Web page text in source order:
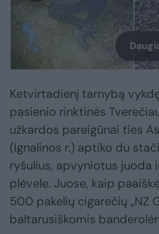
Ketvirtadienį tarnybą
pasienio rinktinės
užkardos pareigūnai ties
(Ignalinos r.) aptiko du
ryšulius, apvyniotus juoda
plėvele. Juose, kaip
500 pakelių cigarečių „NZ
baltarusiškomis